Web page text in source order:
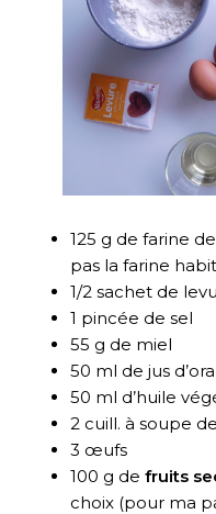
125 g de farine
pas la farine
1/2 sachet de
1 pincée de sel
55 g de miel
50 ml de jus
50 ml d’huile
2 cuill. à soupe
3 œufs
100 g de fruits
choix (pour ma